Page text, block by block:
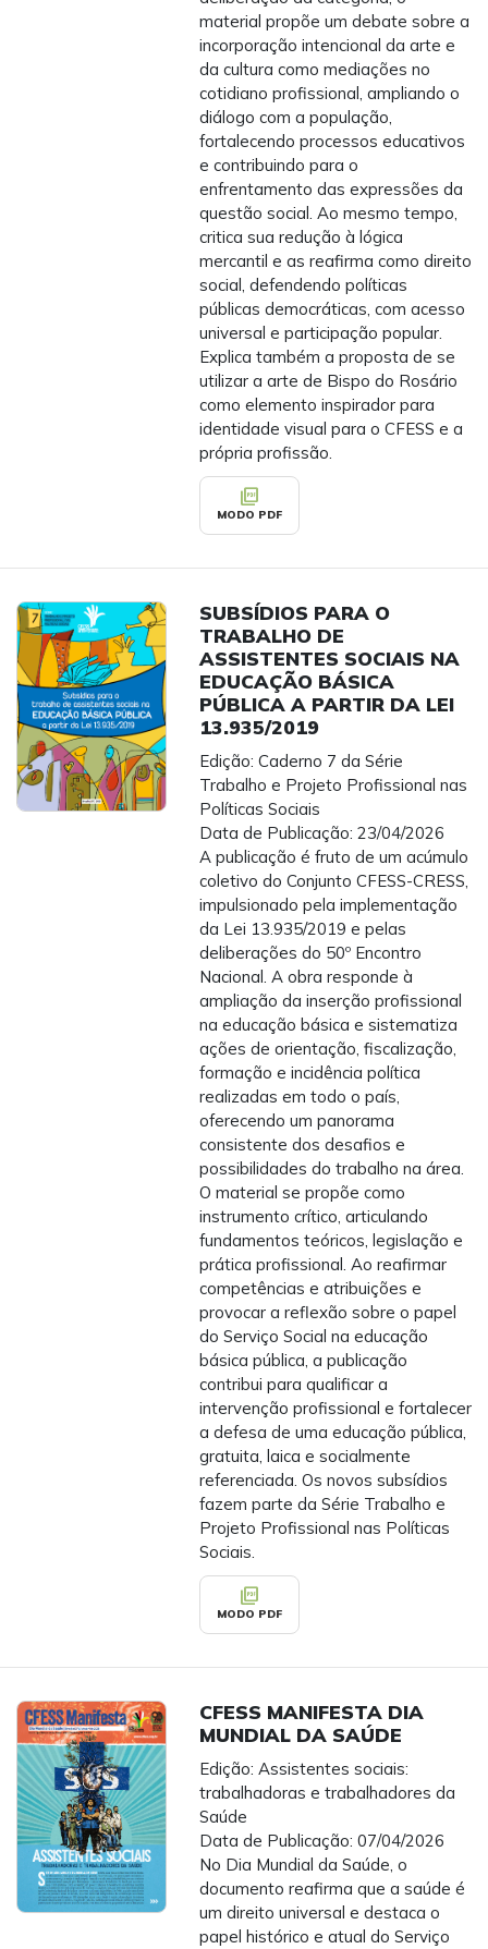
material propõe um debate sobre a
incorporação intencional da arte e
da cultura como mediações no
cotidiano profissional, ampliando o
diálogo com a população,
fortalecendo processos educativos
e contribuindo para o
enfrentamento das expressões da
questão social. Ao mesmo tempo,
critica sua redução à lógica
mercantil e as reafirma como direito
social, defendendo políticas
públicas democráticas, com acesso
universal e participação popular.
Explica também a proposta de se
utilizar a arte de Bispo do Rosário
como elemento inspirador para
identidade visual para o CFESS e a
própria profissão.
picture_as_pdf
MODO PDF
SUBSÍDIOS PARA O
TRABALHO DE
ASSISTENTES SOCIAIS NA
EDUCAÇÃO BÁSICA
PÚBLICA A PARTIR DA LEI
13.935/2019
Edição: Caderno 7 da Série
Trabalho e Projeto Profissional nas
Políticas Sociais
Data de Publicação: 23/04/2026
A publicação é fruto de um acúmulo
coletivo do Conjunto CFESS-CRESS,
impulsionado pela implementação
da Lei 13.935/2019 e pelas
deliberações do 50º Encontro
Nacional. A obra responde à
ampliação da inserção profissional
na educação básica e sistematiza
ações de orientação, fiscalização,
formação e incidência política
realizadas em todo o país,
oferecendo um panorama
consistente dos desafios e
possibilidades do trabalho na área.
O material se propõe como
instrumento crítico, articulando
fundamentos teóricos, legislação e
prática profissional. Ao reafirmar
competências e atribuições e
provocar a reflexão sobre o papel
do Serviço Social na educação
básica pública, a publicação
contribui para qualificar a
intervenção profissional e fortalecer
a defesa de uma educação pública,
gratuita, laica e socialmente
referenciada. Os novos subsídios
fazem parte da Série Trabalho e
Projeto Profissional nas Políticas
Sociais.
picture_as_pdf
MODO PDF
CFESS MANIFESTA DIA
MUNDIAL DA SAÚDE
Edição: Assistentes sociais:
trabalhadoras e trabalhadores da
Saúde
Data de Publicação: 07/04/2026
No Dia Mundial da Saúde, o
documento reafirma que a saúde é
um direito universal e destaca o
papel histórico e atual do Serviço